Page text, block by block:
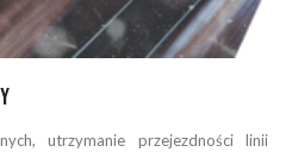
utrzymanie przejezdności linii